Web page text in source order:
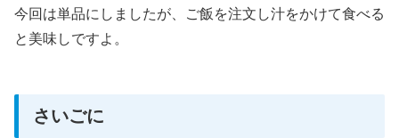
今回は単品にしましたが、ご飯を注文し汁をかけて食べる
と美味しですよ。
さいごに